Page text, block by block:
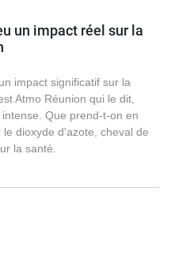
un impact réel sur la
impact significatif sur la
Atmo Réunion qui le dit,
Que prend-t-on en
dioxyde d'azote, cheval de
la santé.